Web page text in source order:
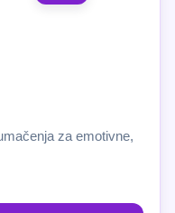
za emotivne,